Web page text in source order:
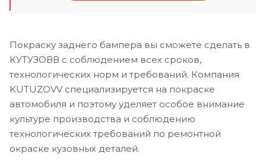
Покраску заднего бампера вы сможете сделать в
КУТУЗОВВ с соблюдением всех сроков,
технологических норм и требований. Компания
KUTUZOVV специализируется на покраске
автомобиля и поэтому уделяет особое внимание
культуре производства и соблюдению
технологических требований по ремонтной
окраске кузовных деталей.